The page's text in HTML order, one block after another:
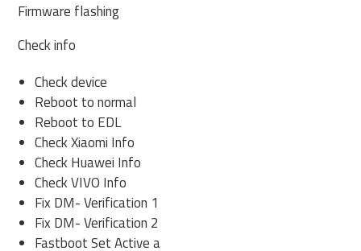
Firmware flashing
Check info
Check device
Reboot to normal
Reboot to EDL
Check Xiaomi Info
Check Huawei Info
Check VIVO Info
Fix DM- Verification 1
Fix DM- Verification 2
Fastboot Set Active a